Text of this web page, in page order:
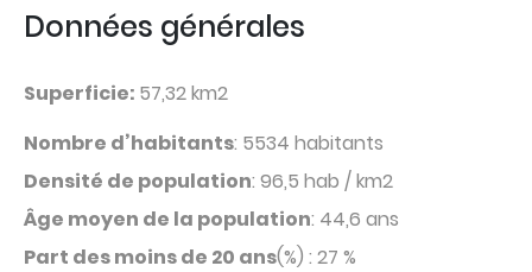
Données générales
Superficie: 57,32 km2
Nombre d’habitants: 5534 habitants
Densité de population: 96,5 hab / km2
Âge moyen de la population: 44,6 ans
Part des moins de 20 ans(%) : 27 %